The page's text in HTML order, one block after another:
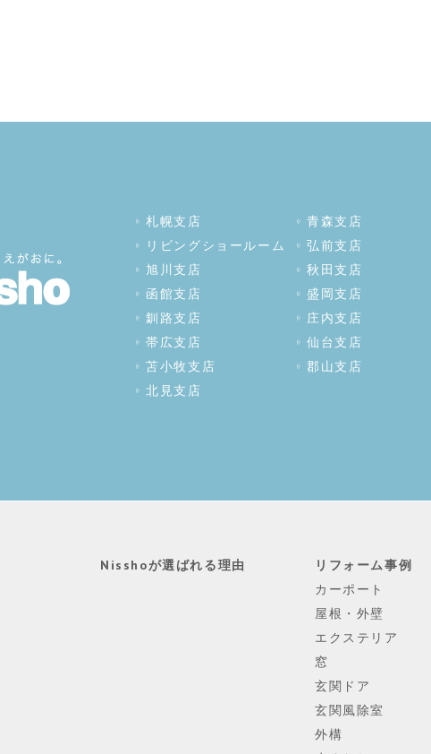
札幌支店
リビングショールーム
旭川支店
函館支店
釧路支店
帯広支店
苫小牧支店
北見支店
青森支店
弘前支店
秋田支店
盛岡支店
庄内支店
仙台支店
郡山支店
Nisshoが選ばれる理由
リフォーム事例
カーポート
屋根・外壁
エクステリア
窓
玄関ドア
玄関風除室
外構